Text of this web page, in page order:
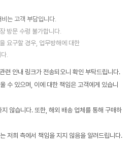
는 고객 부담입니다.
방문 수령 불가합니다.
요구할 경우, 업무방해에 대한
.
련 안내 링크가 전송되오니 확인 부탁드립니다.
수 있으며, 이에 대한 책임은 고객에게 있습니
않습니다. 또한, 해외 배송 업체를 통해 구매하
저희 측에서 책임을 지지 않음을 알려드립니다.